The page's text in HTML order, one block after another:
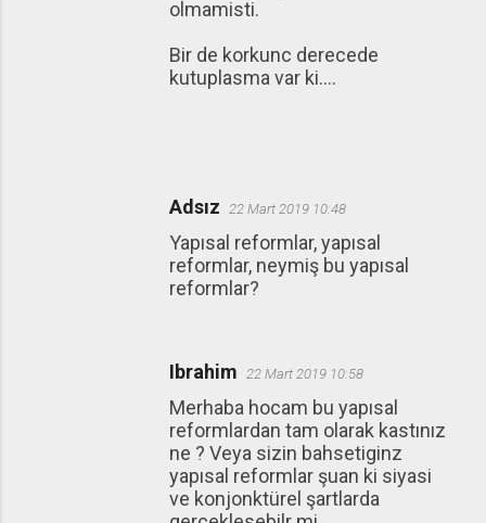
olmamisti.
Bir de korkunc derecede
kutuplasma var ki….
Adsız 22 Mart 2019 10:48
Yapısal reformlar, yapısal
reformlar, neymiş bu yapısal
reformlar?
Ibrahim 22 Mart 2019 10:58
Merhaba hocam bu yapısal
reformlardan tam olarak kastınız
ne ? Veya sizin bahsetiginz
yapısal reformlar şuan ki siyasi
ve konjonktürel şartlarda